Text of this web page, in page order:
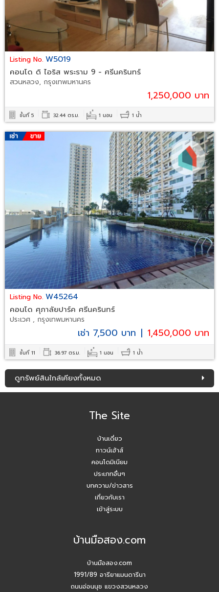
Listing No. W5019
คอนโด ดิ ไอริส พระราม 9 - ศรีนครินทร์
สวนหลวง, กรุงเทพมหานคร
1,250,000 บาท
ชั้นที่ 5 32.44 ตร.ม. 1 นอน 1 น้ำ
Listing No. W45264
คอนโด ศุภาลัยปาร์ค ศรีนครินทร์
ประเวศ , กรุงเทพมหานคร
1,450,000 บาท
|
เช่า 7,500 บาท
ชั้นที่ 11 36.97 ตร.ม. 1 นอน 1 น้ำ
ดูทรัพย์สินใกล้เคียงทั้งหมด
The Site
บ้านเดี่ยว
ทาวน์เฮ้าส์
คอนโดมิเนียม
ประเภทอื่นๆ
บทความ/ข่าวสาร
เกี่ยวกับเรา
เข้าสู่ระบบ
บ้านมือสอง.com
บ้านมือสอง.com
1991/89 อารียาแมนดารีนา
ถนนอ่อนนุช แขวงสวนหลวง